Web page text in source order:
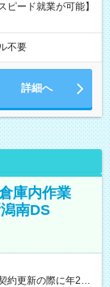
ード就業が可能】
不要
詳細へ
庫内作業
南DS
約更新の際に年2回